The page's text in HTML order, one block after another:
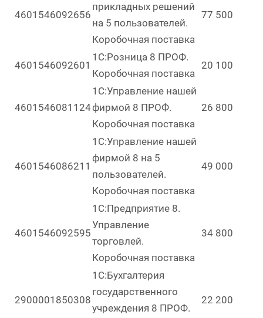
4601546092656
прикладных решений
на 5 пользователей.
Коробочная поставка
77 500
4601546092601
1С:Розница 8 ПРОФ.
Коробочная поставка
20 100
4601546081124
1С:Управление нашей
фирмой 8 ПРОФ.
Коробочная поставка
26 800
4601546086211
1С:Управление нашей
фирмой 8 на 5
пользователей.
Коробочная поставка
49 000
4601546092595
1С:Предприятие 8.
Управление
торговлей.
Коробочная поставка
34 800
2900001850308
1С:Бухгалтерия
государственного
учреждения 8 ПРОФ.
22 200